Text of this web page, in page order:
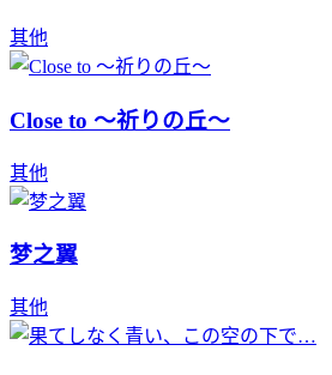
其他
Close to ～祈りの丘～
其他
梦之翼
其他